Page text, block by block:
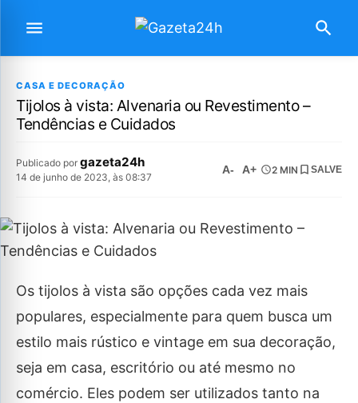
CASA E DECORAÇÃO
Tijolos à vista: Alvenaria ou Revestimento –
Tendências e Cuidados
Publicado por gazeta24h
14 de junho de 2023, às 08:37
A- A+ 2 MIN SALVE
Os tijolos à vista são opções cada vez mais
populares, especialmente para quem busca um
estilo mais rústico e vintage em sua decoração,
seja em casa, escritório ou até mesmo no
comércio. Eles podem ser utilizados tanto na